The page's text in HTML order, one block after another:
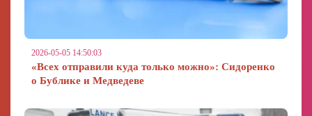
2026-05-05 14:50:03
«Всех отправили куда только можно»: Сидоренко
о Бублике и Медведеве